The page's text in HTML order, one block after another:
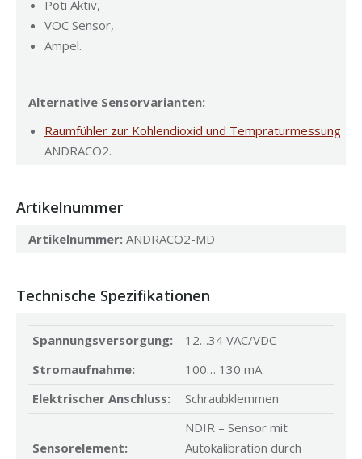
Poti Aktiv,
VOC Sensor,
Ampel.
Alternative Sensorvarianten:
Raumfühler zur Kohlendioxid und Tempraturmessung
ANDRACO2.
Artikelnummer
Artikelnummer: ANDRACO2-MD
Technische Spezifikationen
Spannungsversorgung:
12…34 VAC/VDC
Stromaufnahme:
100… 130 mA
Elektrischer Anschluss:
Schraubklemmen
Sensorelement:
NDIR – Sensor mit
Autokalibration durch